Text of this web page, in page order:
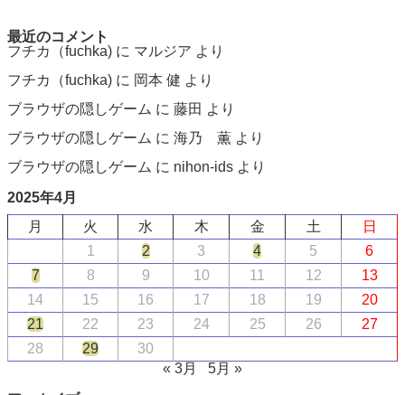
最近のコメント
フチカ（fuchka) に マルジア より
フチカ（fuchka) に 岡本 健 より
ブラウザの隠しゲーム に 藤田 より
ブラウザの隠しゲーム に 海乃 薫 より
ブラウザの隠しゲーム に nihon-ids より
2025年4月
月
火 水 木 金 土
日
1
2 3 4 5
6
7
8 9 10 11 12
13
14
15 16 17 18 19
20
21
22 23 24 25 26
27
28
29
30
« 3月
5月 »